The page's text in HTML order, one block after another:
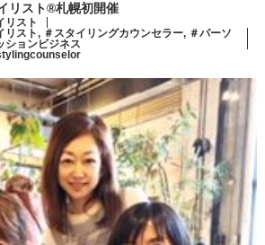
リスト®札幌初開催
リスト
リスト, ＃スタイリングカウンセラー, ＃パーソ
ションビジネス